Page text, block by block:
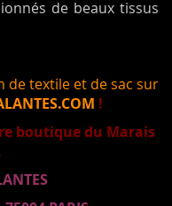
de beaux tissus
de textile et de sac sur
!
boutique du Marais